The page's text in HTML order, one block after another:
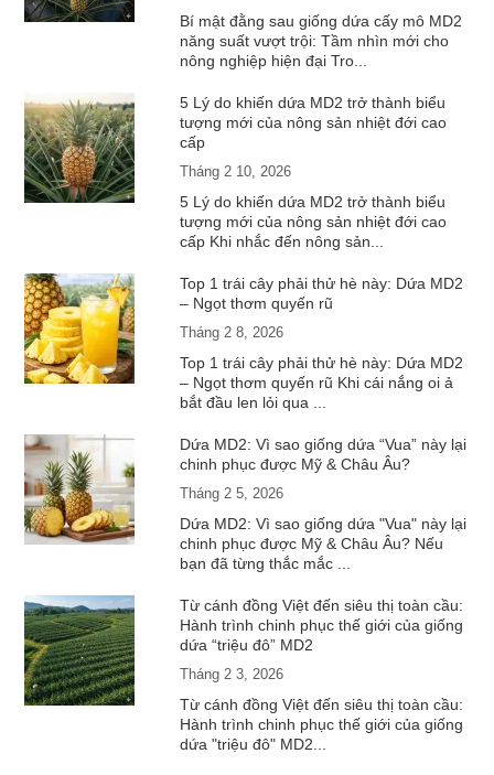
Bí mật đằng sau giống dứa cấy mô MD2
năng suất vượt trội: Tầm nhìn mới cho
nông nghiệp hiện đại Tro...
5 Lý do khiến dứa MD2 trở thành biểu
tượng mới của nông sản nhiệt đới cao
cấp
Tháng 2 10, 2026
5 Lý do khiến dứa MD2 trở thành biểu
tượng mới của nông sản nhiệt đới cao
cấp Khi nhắc đến nông sản...
Top 1 trái cây phải thử hè này: Dứa MD2
– Ngọt thơm quyến rũ
Tháng 2 8, 2026
Top 1 trái cây phải thử hè này: Dứa MD2
– Ngọt thơm quyến rũ Khi cái nắng oi ả
bắt đầu len lỏi qua ...
Dứa MD2: Vì sao giống dứa “Vua” này lại
chinh phục được Mỹ & Châu Âu?
Tháng 2 5, 2026
Dứa MD2: Vì sao giống dứa "Vua" này lại
chinh phục được Mỹ & Châu Âu? Nếu
bạn đã từng thắc mắc ...
Từ cánh đồng Việt đến siêu thị toàn cầu:
Hành trình chinh phục thế giới của giống
dứa “triệu đô” MD2
Tháng 2 3, 2026
Từ cánh đồng Việt đến siêu thị toàn cầu:
Hành trình chinh phục thế giới của giống
dứa "triệu đô" MD2...